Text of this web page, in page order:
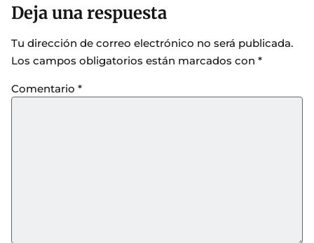
Deja una respuesta
Tu dirección de correo electrónico no será publicada.
Los campos obligatorios están marcados con *
Comentario *